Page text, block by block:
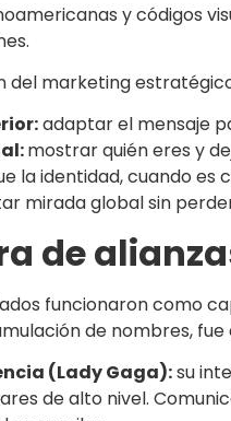
y códigos
del marketing
adaptar el mensaje
mostrar quién eres y
la identidad, cuando
mirada global sin
de
funcionaron como
de nombres,
(Lady Gaga):su
de alto nivel.